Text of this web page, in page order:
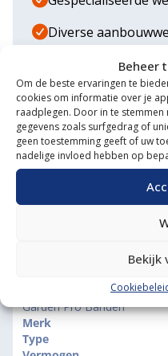
Beheer
Om de beste ervaringen te
cookies om informatie over je
raadplegen. Door in te
gegevens zoals surfgedrag of
geen toestemming geeft of uw
nadelige invloed hebben op
Bekijk
Diverse
Grote voorraad
Grootste in kleine
KUBOTA B1-241 4WD
Garden Pro Banden
Merk
Type